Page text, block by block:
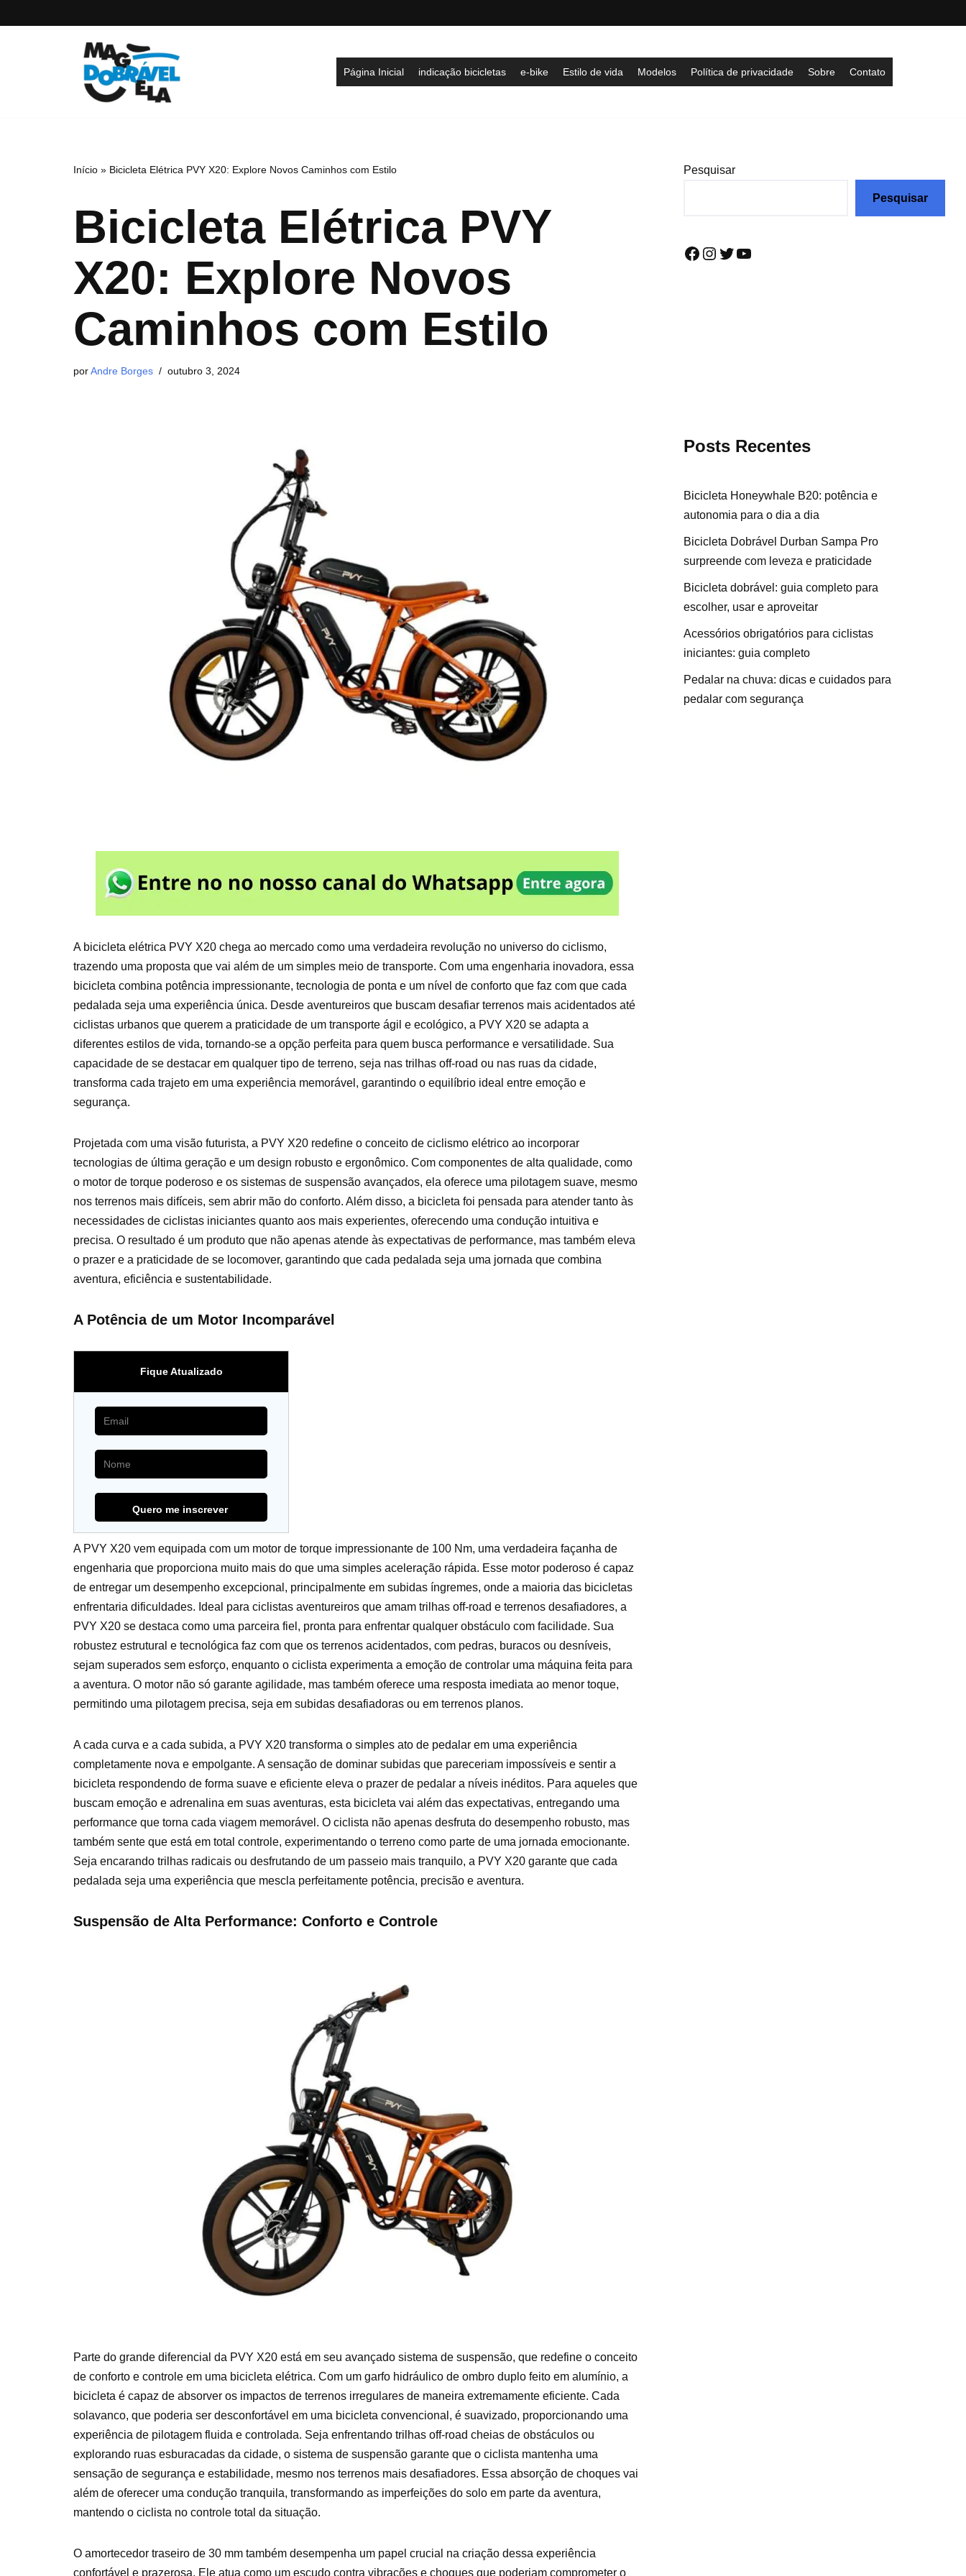
Página Inicial indicação bicicletas e-bike Estilo de vida Modelos Política de privacidade Sobre Contato
Início » Bicicleta Elétrica PVY X20: Explore Novos Caminhos com Estilo
Bicicleta Elétrica PVY
X20: Explore Novos
Caminhos com Estilo
porAndre Borges outubro 3, 2024
A bicicleta elétrica PVY X20 chega ao mercado como uma verdadeira revolução no universo do ciclismo,
trazendo uma proposta que vai além de um simples meio de transporte. Com uma engenharia inovadora, essa
bicicleta combina potência impressionante, tecnologia de ponta e um nível de conforto que faz com que cada
pedalada seja uma experiência única. Desde aventureiros que buscam desafiar terrenos mais acidentados até
ciclistas urbanos que querem a praticidade de um transporte ágil e ecológico, a PVY X20 se adapta a
diferentes estilos de vida, tornando-se a opção perfeita para quem busca performance e versatilidade. Sua
capacidade de se destacar em qualquer tipo de terreno, seja nas trilhas off-road ou nas ruas da cidade,
transforma cada trajeto em uma experiência memorável, garantindo o equilíbrio ideal entre emoção e
segurança.
Projetada com uma visão futurista, a PVY X20 redefine o conceito de ciclismo elétrico ao incorporar
tecnologias de última geração e um design robusto e ergonômico. Com componentes de alta qualidade, como
o motor de torque poderoso e os sistemas de suspensão avançados, ela oferece uma pilotagem suave, mesmo
nos terrenos mais difíceis, sem abrir mão do conforto. Além disso, a bicicleta foi pensada para atender tanto às
necessidades de ciclistas iniciantes quanto aos mais experientes, oferecendo uma condução intuitiva e
precisa. O resultado é um produto que não apenas atende às expectativas de performance, mas também eleva
o prazer e a praticidade de se locomover, garantindo que cada pedalada seja uma jornada que combina
aventura, eficiência e sustentabilidade.
A Potência de um Motor Incomparável
Fique Atualizado
A PVY X20 vem equipada com um motor de torque impressionante de 100 Nm, uma verdadeira façanha de
engenharia que proporciona muito mais do que uma simples aceleração rápida. Esse motor poderoso é capaz
de entregar um desempenho excepcional, principalmente em subidas íngremes, onde a maioria das bicicletas
enfrentaria dificuldades. Ideal para ciclistas aventureiros que amam trilhas off-road e terrenos desafiadores, a
PVY X20 se destaca como uma parceira fiel, pronta para enfrentar qualquer obstáculo com facilidade. Sua
robustez estrutural e tecnológica faz com que os terrenos acidentados, com pedras, buracos ou desníveis,
sejam superados sem esforço, enquanto o ciclista experimenta a emoção de controlar uma máquina feita para
a aventura. O motor não só garante agilidade, mas também oferece uma resposta imediata ao menor toque,
permitindo uma pilotagem precisa, seja em subidas desafiadoras ou em terrenos planos.
A cada curva e a cada subida, a PVY X20 transforma o simples ato de pedalar em uma experiência
completamente nova e empolgante. A sensação de dominar subidas que pareceriam impossíveis e sentir a
bicicleta respondendo de forma suave e eficiente eleva o prazer de pedalar a níveis inéditos. Para aqueles que
buscam emoção e adrenalina em suas aventuras, esta bicicleta vai além das expectativas, entregando uma
performance que torna cada viagem memorável. O ciclista não apenas desfruta do desempenho robusto, mas
também sente que está em total controle, experimentando o terreno como parte de uma jornada emocionante.
Seja encarando trilhas radicais ou desfrutando de um passeio mais tranquilo, a PVY X20 garante que cada
pedalada seja uma experiência que mescla perfeitamente potência, precisão e aventura.
Suspensão de Alta Performance: Conforto e Controle
Parte do grande diferencial da PVY X20 está em seu avançado sistema de suspensão, que redefine o conceito
de conforto e controle em uma bicicleta elétrica. Com um garfo hidráulico de ombro duplo feito em alumínio, a
bicicleta é capaz de absorver os impactos de terrenos irregulares de maneira extremamente eficiente. Cada
solavanco, que poderia ser desconfortável em uma bicicleta convencional, é suavizado, proporcionando uma
experiência de pilotagem fluida e controlada. Seja enfrentando trilhas off-road cheias de obstáculos ou
explorando ruas esburacadas da cidade, o sistema de suspensão garante que o ciclista mantenha uma
sensação de segurança e estabilidade, mesmo nos terrenos mais desafiadores. Essa absorção de choques vai
além de oferecer uma condução tranquila, transformando as imperfeições do solo em parte da aventura,
mantendo o ciclista no controle total da situação.
O amortecedor traseiro de 30 mm também desempenha um papel crucial na criação dessa experiência
confortável e prazerosa. Ele atua como um escudo contra vibrações e choques que poderiam comprometer o
Pesquisar
Pesquisar
Posts Recentes
Bicicleta Honeywhale B20: potência e
autonomia para o dia a dia
Bicicleta Dobrável Durban Sampa Pro
surpreende com leveza e praticidade
Bicicleta dobrável: guia completo para
escolher, usar e aproveitar
Acessórios obrigatórios para ciclistas
iniciantes: guia completo
Pedalar na chuva: dicas e cuidados para
pedalar com segurança